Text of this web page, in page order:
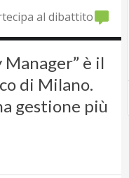
al dibattito
è il
di Milano.
gestione più